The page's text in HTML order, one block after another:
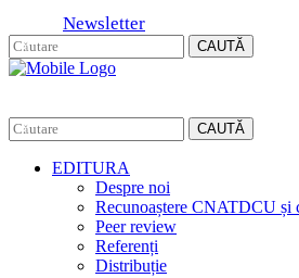
Newsletter
CAUTĂ
CAUTĂ
EDITURA
Despre noi
Recunoaștere CNATDCU și
Peer review
Referenți
Distribuție